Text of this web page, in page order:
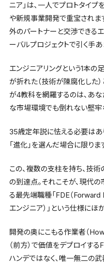
ニア」は、一人でプロトタイプ
や新規事業開発で重宝されま
外のパートナーと交渉できる
ーバルプロジェクトで引く手あ
エンジニアリングという1本の
が折れた（技術が陳腐化した）
が4教科を網羅するのは、あ
な市場環境でも倒れない堅牢
35歳定年説に怯える必要はあ
「進化」を選んだ場合に限りま
この、複数の支柱を持ち、技
の到達点。それこそが、現代
る最先端職種「FDE（
エンジニア）」という仕様にほ
開発の奥にこもる作業者（
（前方）で価値をデプロイす
ハンデではなく、唯一無二の武